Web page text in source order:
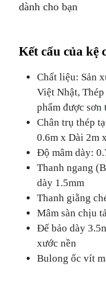
dành cho bạn
Kết cấu của kệ
Chất liệu: Sản
Việt Nhật, Thép
phẩm được
Chân trụ thép
0.6m x Dài 2m
Độ mâm dày:
Thanh ngang
dày 1.5mm
Thanh giằng
Mâm sàn chịu
Đế bảo dày
xước nền
Bulong ốc vít